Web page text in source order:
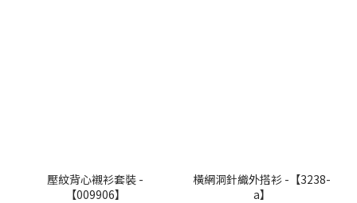
壓紋背心襯衫套裝 -
【009906】
橫網洞針織外搭衫 -【3238-
a】